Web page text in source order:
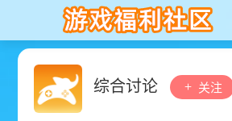
综合讨论 关注